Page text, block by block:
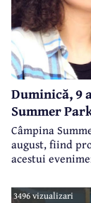
Duminică, 9
Summer
Câmpina
august, fiind
acestui
3496 vizualizari